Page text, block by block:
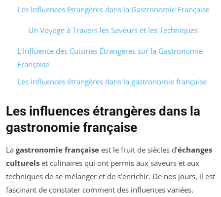
Les Influences Étrangères dans la Gastronomie Française
Un Voyage à Travers les Saveurs et les Techniques
L’Influence des Cuisines Étrangères sur la Gastronomie
Française
Les influences étrangères dans la gastronomie française
Les influences étrangères dans la
gastronomie française
La gastronomie française est le fruit de siècles d’échanges
culturels et culinaires qui ont permis aux saveurs et aux
techniques de se mélanger et de s’enrichir. De nos jours, il est
fascinant de constater comment des influences variées,